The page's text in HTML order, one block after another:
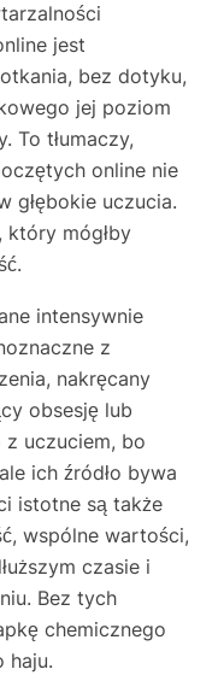
jest
bez dotyku,
jej poziom
To tłumaczy,
online nie
głębokie uczucia.
który mógłby
intensywnie
z
nakręcany
obsesję lub
z uczuciem, bo
ich źródło bywa
istotne są także
wspólne wartości,
czasie i
Bez tych
chemicznego
haju.